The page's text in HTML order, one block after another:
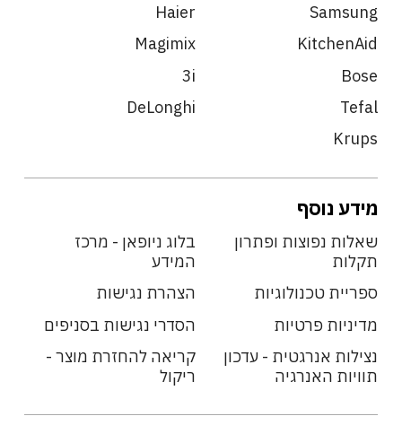
Samsung
Haier
KitchenAid
Magimix
Bose
3i
Tefal
DeLonghi
Krups
מידע נוסף
שאלות נפוצות ופתרון
תקלות
בלוג ניופאן - מרכז
המידע
ספריית טכנולוגיות
הצהרת נגישות
מדיניות פרטיות
הסדרי נגישות בסניפים
נצילות אנרגטית - עדכון
תוויות האנרגיה
קריאה להחזרת מוצר -
ריקול